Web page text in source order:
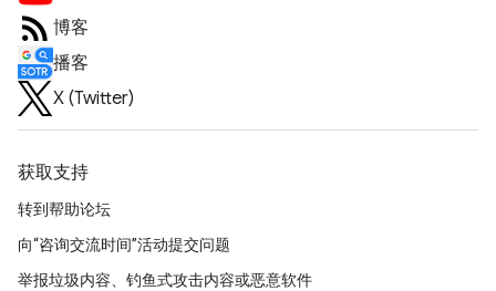
博客
播客
X (Twitter)
获取支持
转到帮助论坛
向“咨询交流时间”活动提交问题
举报垃圾内容、钓鱼式攻击内容或恶意软件